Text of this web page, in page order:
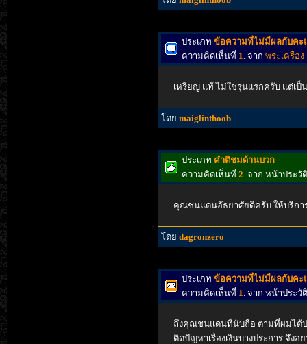
ประเภท ข้อความที่ไม่มีผลกับคะ
ความคิดเห็นที่ 1. จาก พระเครื่อ
เหรียญ แท้ ไม่ใช่รุ่นแรกครับ แต่เ
โดย maiglinthoob
ประเภท คำติชมด้านบวก
ความคิดเห็นที่ 2. จาก หน้าประวั
คุณชนแดนอัธยาศัยดีครับ ให้บริกา
โดย dagronzero
ประเภท ข้อความที่ไม่มีผลกับคะ
ความคิดเห็นที่ 1. จาก หน้าประวั
ถึงคุณชนแดนที่นับถือ ตามที่ผมได้
ติดปัญหาเรื่องเงินบางประการ จึง